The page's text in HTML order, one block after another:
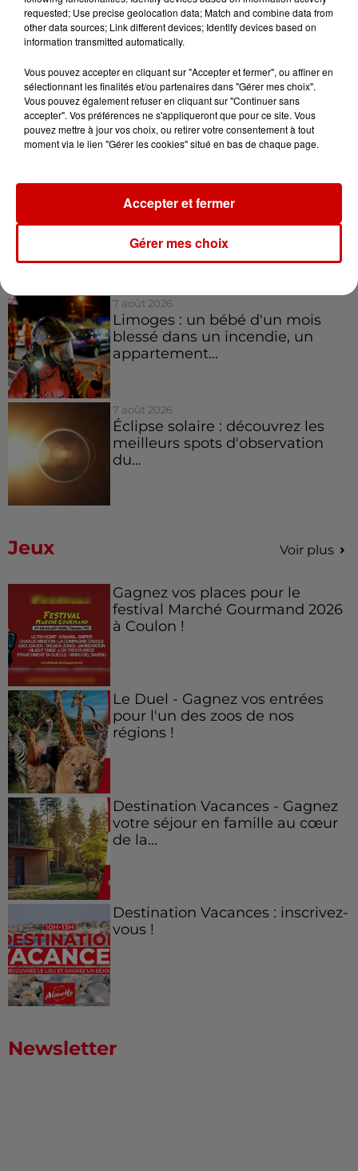
Infos
9h45
Cambriolages : plus de 18 000
logements visités en juillet 2026,
en...
7 août 2026
Pape Léon XIV en France : quel
est son programme ?
7 août 2026
Limoges : un bébé d'un mois
blessé dans un incendie, un
appartement...
7 août 2026
Éclipse solaire : découvrez les
meilleurs spots d'observation
du...
Jeux Voir plus
Gagnez vos places pour le
festival Marché Gourmand 2026
à Coulon !
Le Duel - Gagnez vos entrées
pour l'un des zoos de nos
régions !
Destination Vacances - Gagnez
votre séjour en famille au cœur
de la...
Destination Vacances : inscrivez-
vous !
Newsletter
requested; Use precise geolocation data; Match and combine data from
other data sources; Link different devices; Identify devices based on
information transmitted automatically.
Vous pouvez accepter en cliquant sur "Accepter et fermer", ou affiner en
sélectionnant les finalités et/ou partenaires dans "Gérer mes choix".
Vous pouvez également refuser en cliquant sur "Continuer sans
accepter". Vos préférences ne s'appliqueront que pour ce site. Vous
pouvez mettre à jour vos choix, ou retirer votre consentement à tout
moment via le lien "Gérer les cookies" situé en bas de chaque page.
Gérer mes choix
Accepter et fermer